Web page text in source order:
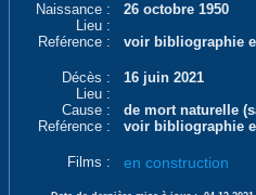
Naissance :
26 octobre 1950
Lieu :
Reférence :
voir bibliographie
Décès :
16 juin 2021
Lieu :
Cause :
de mort naturelle
Reférence :
voir bibliographie
Films : en construction